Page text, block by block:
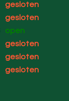
gesloten
gesloten
open
gesloten
gesloten
gesloten